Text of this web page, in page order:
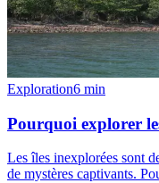
Exploration6 min
Pourquoi explorer
Les îles inexplorées sont
de mystères captivants.